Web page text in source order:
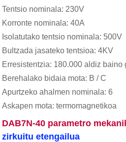
Tentsio nominala: 230V
Korronte nominala: 40A
Isolatutako tentsio nominala: 500V
Bultzada jasateko tentsioa: 4KV
Erresistentzia: 180.000 aldiz baino
Berehalako bidaia mota: B / C
Apurtzeko ahalmen nominala: 6
Askapen mota: termomagnetikoa
DAB7N-40 parametro
zirkuitu etengailua